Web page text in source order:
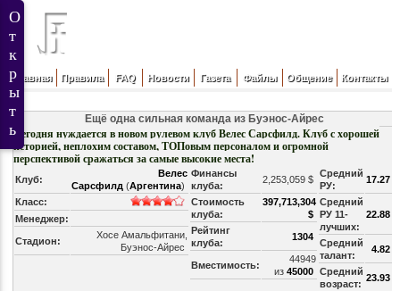
Главная Правила FAQ Новости Газета Файлы Общение Контакты
Ещё одна сильная команда из Буэнос-Айрес
Сегодня нуждается в новом рулевом клуб Велес Сарсфилд. Клуб с хорошей
историей, неплохим составом, ТОПовым персоналом и огромной
перспективой сражаться за самые высокие места!
Клуб:
Велес
Сарсфилд (Аргентина)
Класс:
Менеджер:
Стадион:
Хосе Амальфитани,
Буэнос-Айрес
Финансы
клуба:
2,253,059 $
Стоимость
клуба:
397,713,304
$
Рейтинг
клуба:
1304
Вместимость:
44949
из 45000
Средний
РУ:
17.27
Средний
РУ 11-
лучших:
22.88
Средний
талант:
4.82
Средний
возраст:
23.93